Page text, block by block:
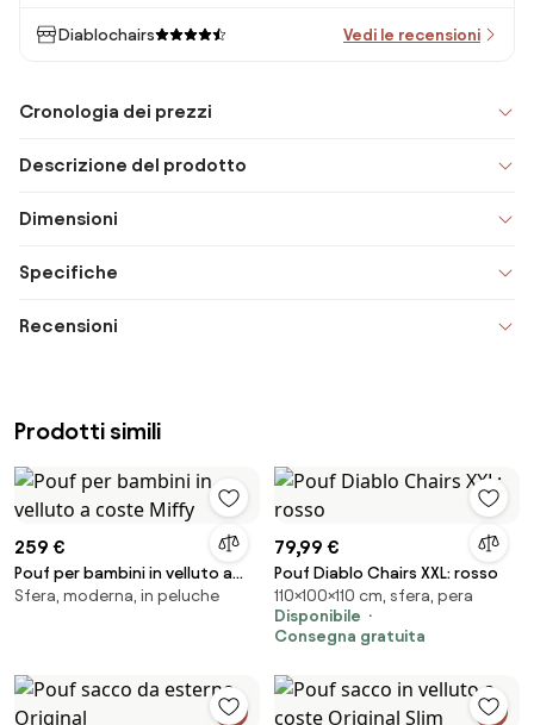
Diablochairs Vedi le recensioni
Cronologia dei prezzi
Descrizione del prodotto
Dimensioni
Specifiche
Recensioni
Prodotti simili
259 €
Pouf per bambini in velluto a
coste Miffy
Sfera, moderna, in peluche
79,99 €
Pouf Diablo Chairs XXL: rosso
110×100×110 cm, sfera, pera
Disponibile
Consegna gratuita